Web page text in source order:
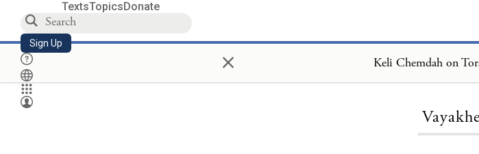
TextsTopicsDonate
Sign Up × Keli Chemdah on